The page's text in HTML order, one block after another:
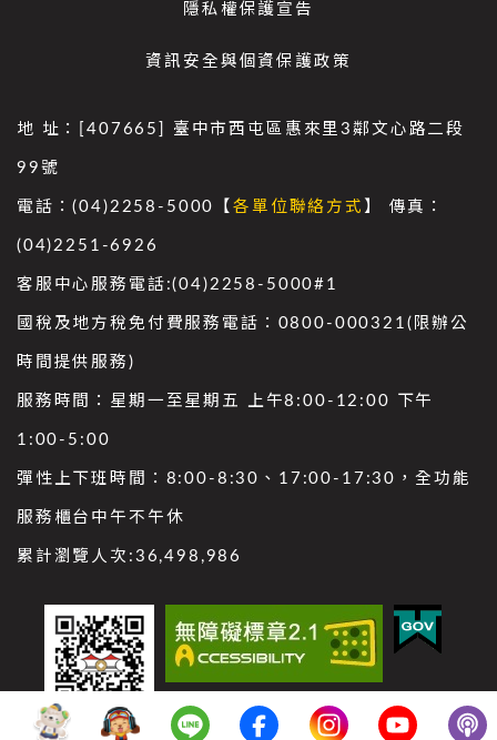
隱私權保護宣告
資訊安全與個資保護政策
地 址：[407665] 臺中市西屯區惠來里3鄰文心路二段
99號
電話：(04)2258-5000【各單位聯絡方式 】 傳真：
(04)2251-6926
客服中心服務電話:(04)2258-5000#1
國稅及地方稅免付費服務電話：0800-000321(限辦公
時間提供服務)
服務時間：星期一至星期五 上午8:00-12:00 下午
1:00-5:00
彈性上下班時間：8:00-8:30、17:00-17:30，全功能
服務櫃台中午不午休
累計瀏覽人次: 36,498,986